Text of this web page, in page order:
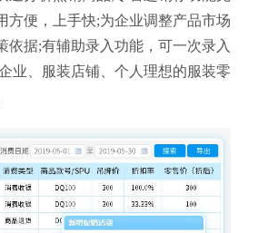
方便，上手快;为企业调整产品市场
依据;有辅助录入功能，可一次录入
业、服装店铺、个人理想的服装零